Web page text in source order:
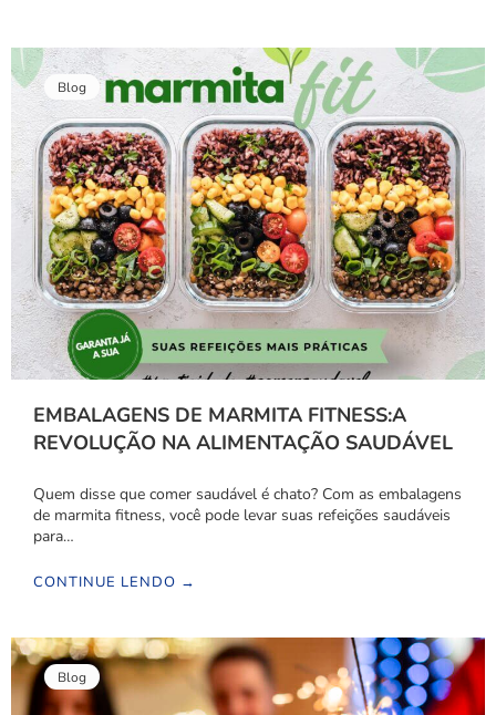
Blog
EMBALAGENS DE MARMITA FITNESS:A
REVOLUÇÃO NA ALIMENTAÇÃO SAUDÁVEL
Quem disse que comer saudável é chato? Com as embalagens
de marmita fitness, você pode levar suas refeições saudáveis
para…
CONTINUE LENDO →
Blog